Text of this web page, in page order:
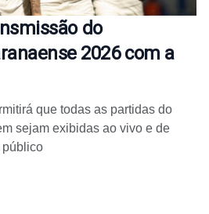
do
2026 com a
que todas as partidas do
sejam exibidas ao vivo e de
público